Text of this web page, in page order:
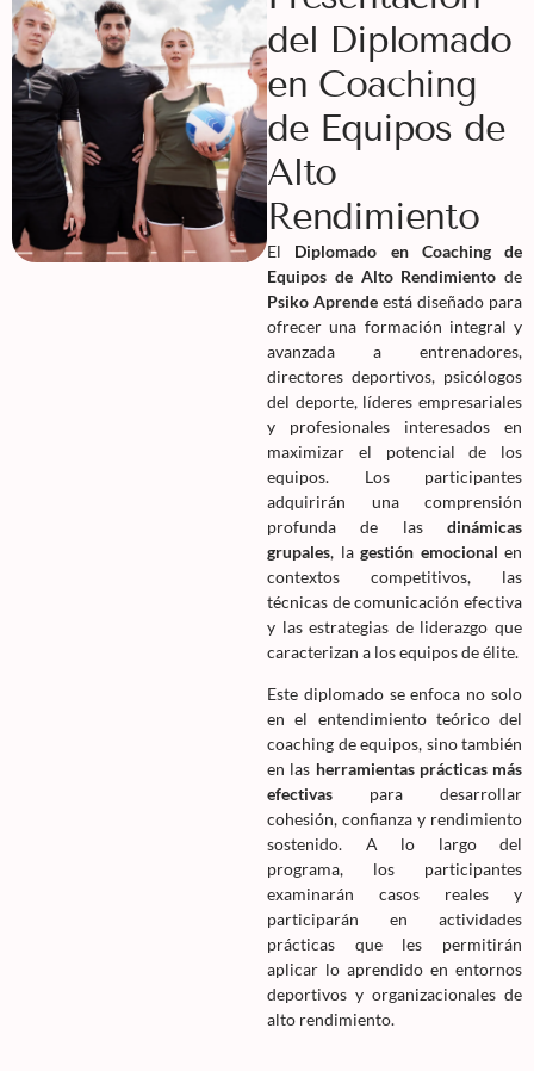
del Diplomado
en Coaching
de Equipos de
Alto
Rendimiento
El Diplomado en Coaching de
Equipos de Alto Rendimiento de
Psiko Aprende está diseñado para
ofrecer una formación integral y
avanzada a entrenadores,
directores deportivos, psicólogos
del deporte, líderes empresariales
y profesionales interesados en
maximizar el potencial de los
equipos. Los participantes
adquirirán una comprensión
profunda de las dinámicas
grupales, la gestión emocional en
contextos competitivos, las
técnicas de comunicación efectiva
y las estrategias de liderazgo que
caracterizan a los equipos de élite.
Este diplomado se enfoca no solo
en el entendimiento teórico del
coaching de equipos, sino también
en las herramientas prácticas más
efectivas para desarrollar
cohesión, confianza y rendimiento
sostenido. A lo largo del
programa, los participantes
examinarán casos reales y
participarán en actividades
prácticas que les permitirán
aplicar lo aprendido en entornos
deportivos y organizacionales de
alto rendimiento.